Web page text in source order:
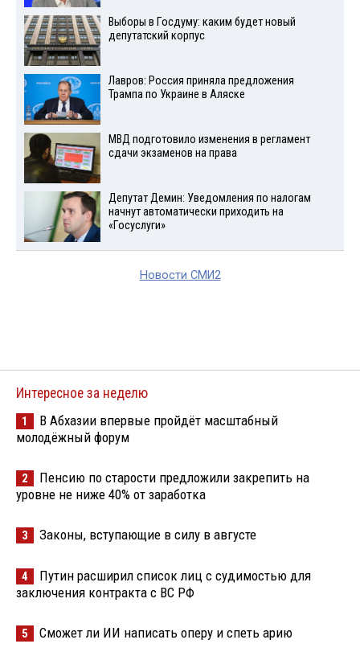
Выборы в Госдуму: каким будет новый
депутатский корпус
Лавров: Россия приняла предложения
Трампа по Украине в Аляске
МВД подготовило изменения в регламент
сдачи экзаменов на права
Депутат Демин: Уведомления по налогам
начнут автоматически приходить на
«Госуслуги»
Новости СМИ2
Интересное за неделю
1
В Абхазии впервые пройдёт масштабный
молодёжный форум
2
Пенсию по старости предложили закрепить на
уровне не ниже 40% от заработка
3 Законы, вступающие в силу в августе
4
Путин расширил список лиц с судимостью для
заключения контракта с ВС РФ
5 Сможет ли ИИ написать оперу и спеть арию